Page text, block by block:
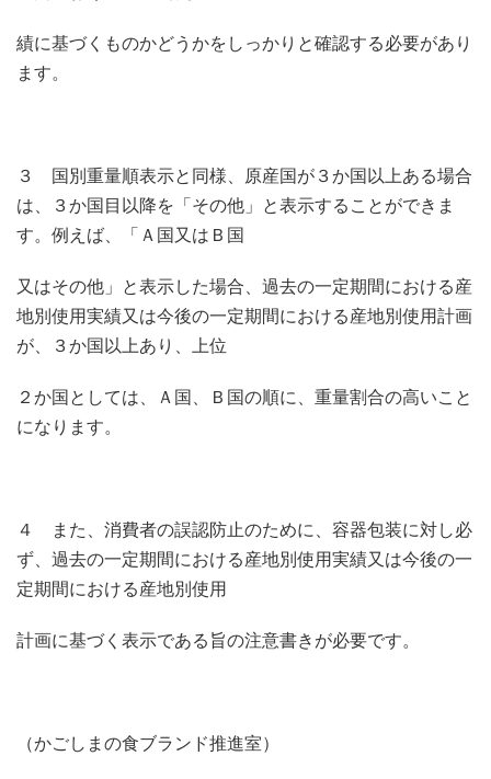
績に基づくものかどうかをしっかりと確認する必要があり
ます。
３ 国別重量順表示と同様、原産国が３か国以上ある場合
は、３か国目以降を「その他」と表示することができま
す。例えば、「Ａ国又はＢ国
又はその他」と表示した場合、過去の一定期間における産
地別使用実績又は今後の一定期間における産地別使用計画
が、３か国以上あり、上位
２か国としては、Ａ国、Ｂ国の順に、重量割合の高いこと
になります。
４ また、消費者の誤認防止のために、容器包装に対し必
ず、過去の一定期間における産地別使用実績又は今後の一
定期間における産地別使用
計画に基づく表示である旨の注意書きが必要です。
（かごしまの食ブランド推進室）